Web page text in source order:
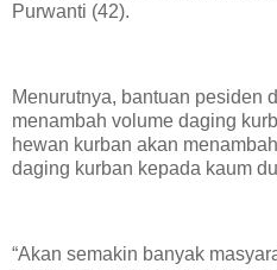
Purwanti (42).
Menurutnya, bantuan pesiden
menambah volume daging
hewan kurban akan
daging kurban kepada kaum
“Akan semakin banyak